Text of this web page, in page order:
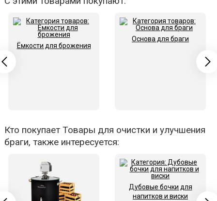
Ёмкости для брожения
Основа для браги
Кто покупает Товары для очистки и улучшения
браги, также интересуется:
Дубовые бочки для
напитков и виски